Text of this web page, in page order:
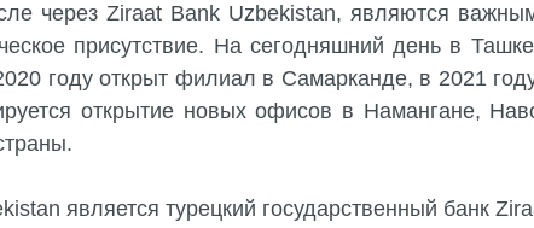
через Ziraat Bank Uzbekistan, являются
присутствие. На сегодняшний день в
году открыт филиал в Самарканде, в 2021
открытие новых офисов в Намангане,
является турецкий государственный банк